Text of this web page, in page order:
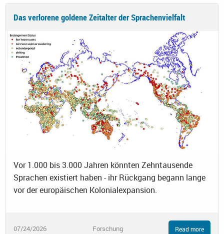
Das verlorene goldene Zeitalter der Sprachenvielfalt
Vor 1.000 bis 3.000 Jahren könnten Zehntausende
Sprachen existiert haben - ihr Rückgang begann lange
vor der europäischen Kolonialexpansion.
07/24/2026 Forschung Read more